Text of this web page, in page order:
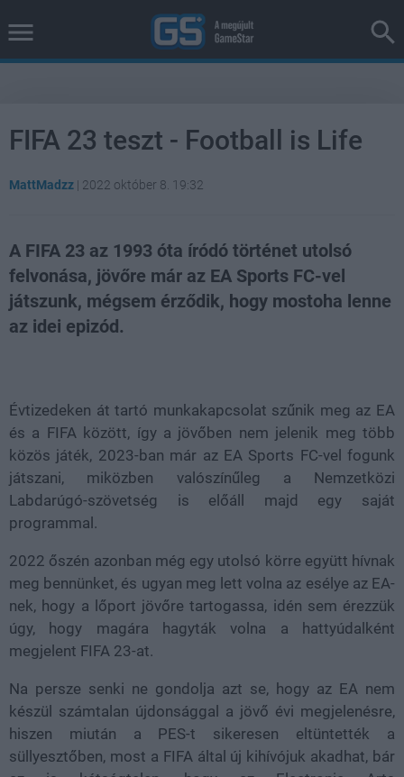
FIFA 23 teszt - Football is Life
MattMadzz | 2022 október 8. 19:32
A FIFA 23 az 1993 óta íródó történet utolsó
felvonása, jövőre már az EA Sports FC-vel
játszunk, mégsem érződik, hogy mostoha lenne
az idei epizód.
Évtizedeken át tartó munkakapcsolat szűnik meg az EA
és a FIFA között, így a jövőben nem jelenik meg több
közös játék, 2023-ban már az EA Sports FC-vel fogunk
játszani, miközben valószínűleg a Nemzetközi
Labdarúgó-szövetség is előáll majd egy saját
programmal.
2022 őszén azonban még egy utolsó körre együtt hívnak
meg bennünket, és ugyan meg lett volna az esélye az EA-
nek, hogy a lőport jövőre tartogassa, idén sem érezzük
úgy, hogy magára hagyták volna a hattyúdalként
megjelent FIFA 23-at.
Na persze senki ne gondolja azt se, hogy az EA nem
készül számtalan újdonsággal a jövő évi megjelenésre,
hiszen miután a PES-t sikeresen eltüntették a
süllyesztőben, most a FIFA által új kihívójuk akadhat, bár